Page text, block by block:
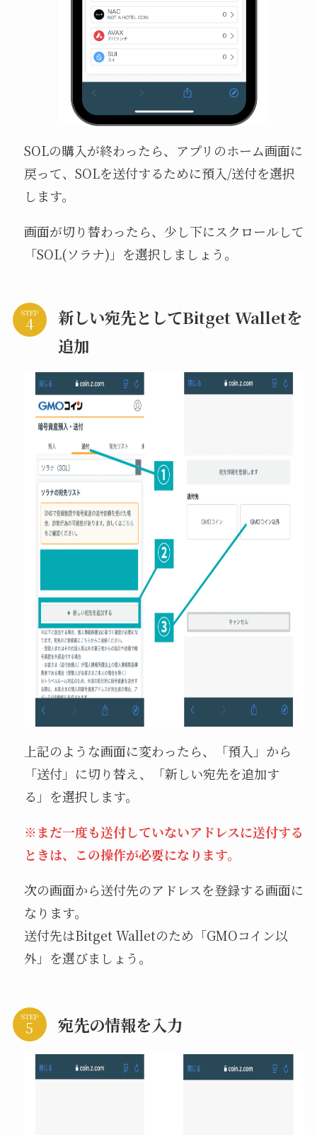
SOLの購入が終わったら、アプリのホーム画面に
戻って、SOLを送付するために預入/送付を選択
します。
画面が切り替わったら、少し下にスクロールして
「SOL(ソラナ)」を選択しましょう。
STEP
新しい宛先としてBitget Walletを
追加
上記のような画面に変わったら、「預入」から
「送付」に切り替え、「新しい宛先を追加す
る」を選択します。
※まだ一度も送付していないアドレスに送付する
ときは、この操作が必要になります。
次の画面から送付先のアドレスを登録する画面に
なります。
送付先はBitget Walletのため「GMOコイン以
外」を選びましょう。
STEP 宛先の情報を入力